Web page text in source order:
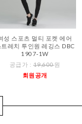
성 스포츠 멀티 포켓 에어
트레치 투인원 레깅스 DBC
1907-1W
공급가 : 19,600원
회원공개